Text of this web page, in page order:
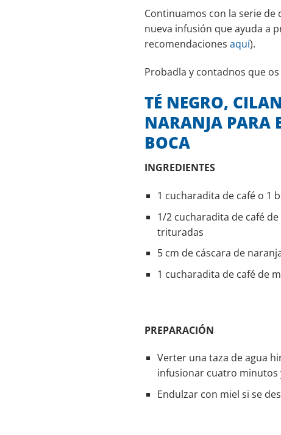
Continuamos con la serie
nueva infusión que ayuda a
recomendaciones aquí).
Probadla y contadnos que
TÉ NEGRO,
NARANJA PARA
BOCA
INGREDIENTES
1 cucharadita de café o 1
1/2 cucharadita de café
trituradas
5 cm de cáscara de
1 cucharadita de café de
PREPARACIÓN
Verter una taza de agua
infusionar cuatro minutos
Endulzar con miel si se